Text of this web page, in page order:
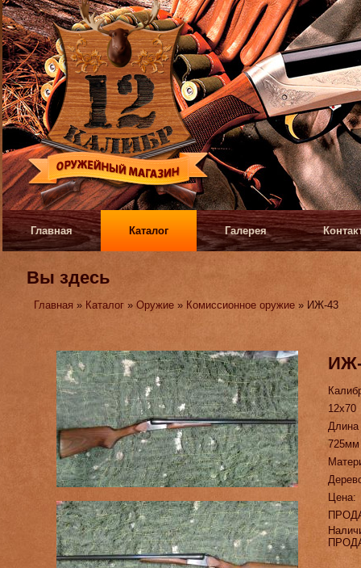
Главная Каталог Галерея
Вы здесь
Главная » Каталог »Оружие » Комиссионное оружие » ИЖ-43
12х70
725мм
Цена: